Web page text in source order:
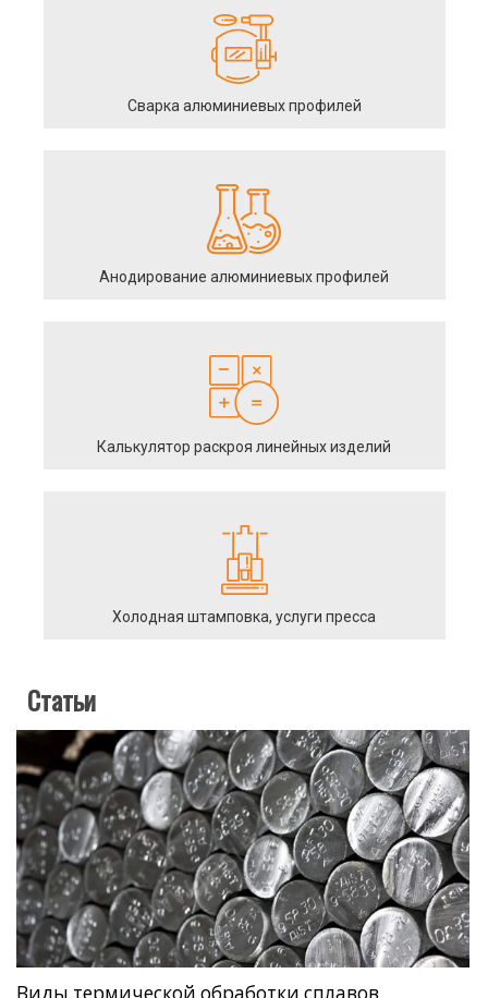
Сварка алюминиевых профилей
Анодирование алюминиевых профилей
Калькулятор раскроя линейных изделий
Холодная штамповка, услуги пресса
Статьи
Виды термической обработки сплавов